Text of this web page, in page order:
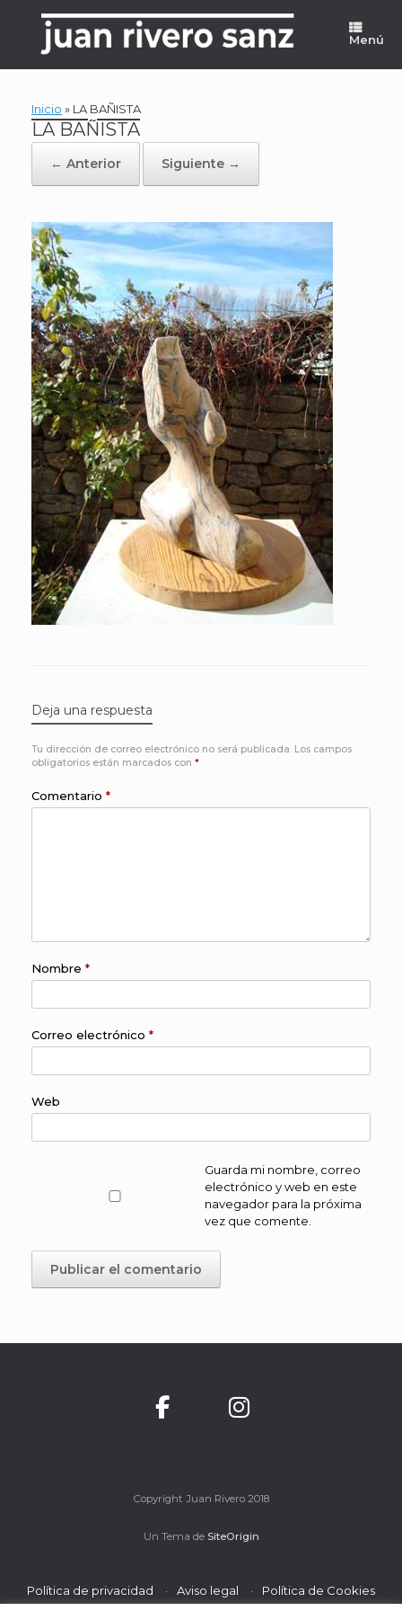
contenido
Menú
Inicio » LA BAÑISTA
LA BAÑISTA
← Anterior Siguiente →
Deja una respuesta
Tu dirección de correo electrónico no será publicada. Los campos
obligatorios están marcados con *
Comentario *
Nombre *
Correo electrónico *
Web
Guarda mi nombre, correo
electrónico y web en este
navegador para la próxima
vez que comente.
Copyright Juan Rivero 2018
Un Tema de SiteOrigin
Política de privacidad Aviso legal Política de Cookies